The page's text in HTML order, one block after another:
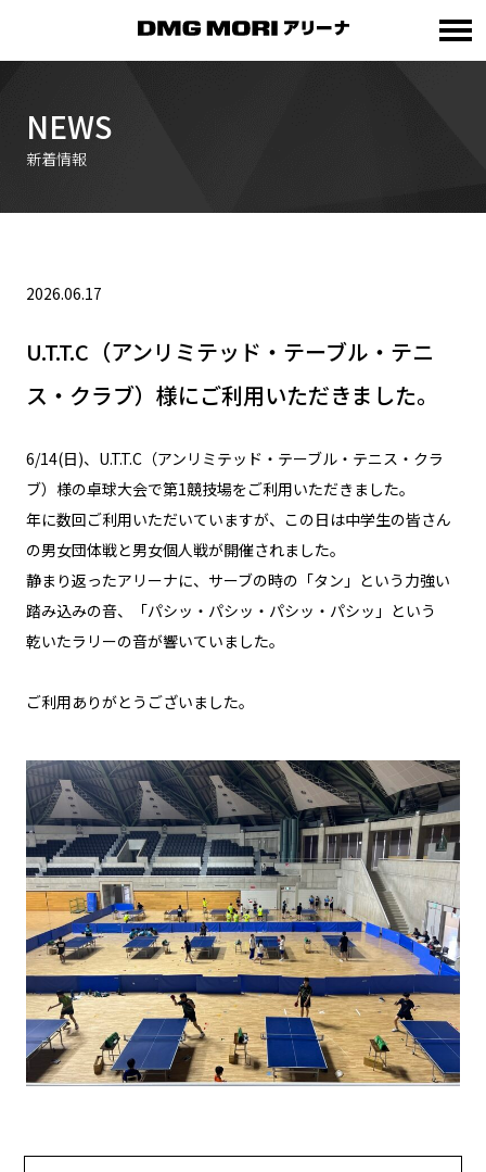
NEWS
新着情報
2026.06.17
U.T.T.C（アンリミテッド・テーブル・テニ
ス・クラブ）様にご利用いただきました。
6/14(日)、U.T.T.C（アンリミテッド・テーブル・テニス・クラ
ブ）様の卓球大会で第1競技場をご利用いただきました。
年に数回ご利用いただいていますが、この日は中学生の皆さん
の男女団体戦と男女個人戦が開催されました。
静まり返ったアリーナに、サーブの時の「タン」という力強い
踏み込みの音、「パシッ・パシッ・パシッ・パシッ」という
乾いたラリーの音が響いていました。
ご利用ありがとうございました。